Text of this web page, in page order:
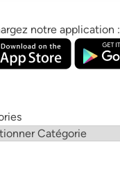
notre application :